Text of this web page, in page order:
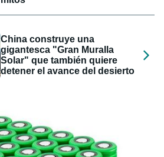
China construye una
gigantesca "Gran Muralla
Solar" que también quiere
detener el avance del desierto